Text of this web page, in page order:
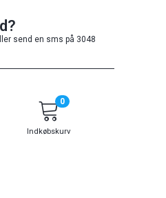
send en sms på 3048
Indkøbskurv
0